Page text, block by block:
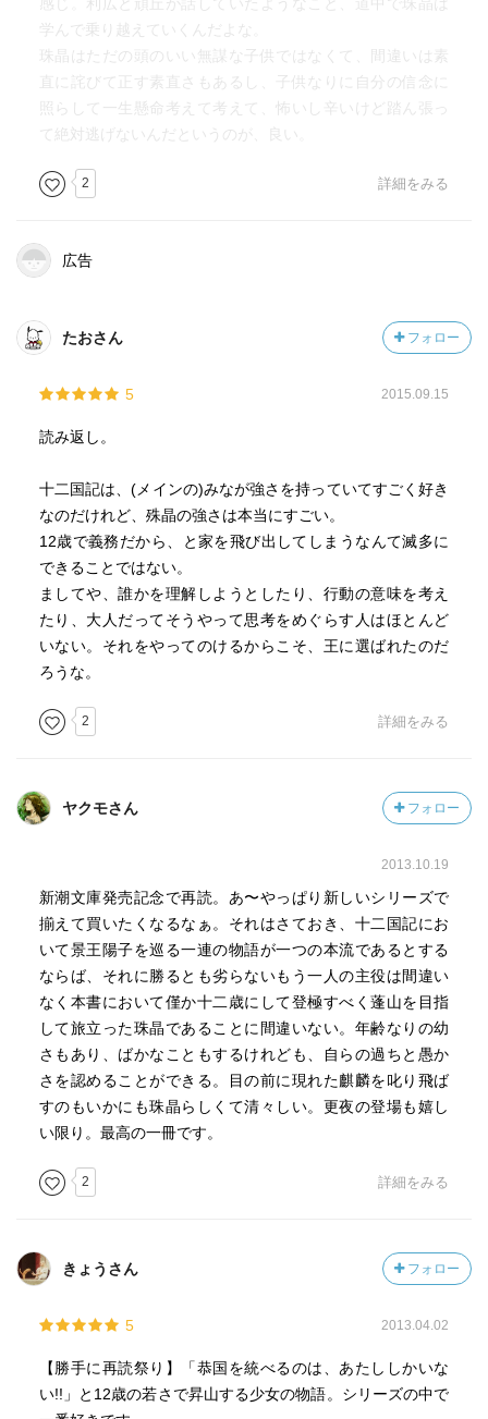
学んで乗り越えていくんだよな。
珠晶はただの頭のいい無謀な子供ではなくて、間違いは素
直に詫びて正す素直さもあるし、子供なりに自分の信念に
照らして一生懸命考えて考えて、怖いし辛いけど踏ん張っ
て絶対逃げないんだというのが、良い。
2 詳細をみる
広告
たおさん フォロー
5 2015.09.15
読み返し。
十二国記は、(メインの)みなが強さを持っていてすごく好き
なのだけれど、殊晶の強さは本当にすごい。
12歳で義務だから、と家を飛び出してしまうなんて滅多に
できることではない。
ましてや、誰かを理解しようとしたり、行動の意味を考え
たり、大人だってそうやって思考をめぐらす人はほとんど
いない。それをやってのけるからこそ、王に選ばれたのだ
ろうな。
2 詳細をみる
ヤクモさん フォロー
2013.10.19
新潮文庫発売記念で再読。あ〜やっぱり新しいシリーズで
揃えて買いたくなるなぁ。それはさておき、十二国記にお
いて景王陽子を巡る一連の物語が一つの本流であるとする
ならば、それに勝るとも劣らないもう一人の主役は間違い
なく本書において僅か十二歳にして登極すべく蓬山を目指
して旅立った珠晶であることに間違いない。年齢なりの幼
さもあり、ばかなこともするけれども、自らの過ちと愚か
さを認めることができる。目の前に現れた麒麟を叱り飛ば
すのもいかにも珠晶らしくて清々しい。更夜の登場も嬉し
い限り。最高の一冊です。
2 詳細をみる
きょうさん フォロー
5 2013.04.02
【勝手に再読祭り】「恭国を統べるのは、あたししかいな
い!!」と12歳の若さで昇山する少女の物語。シリーズの中で